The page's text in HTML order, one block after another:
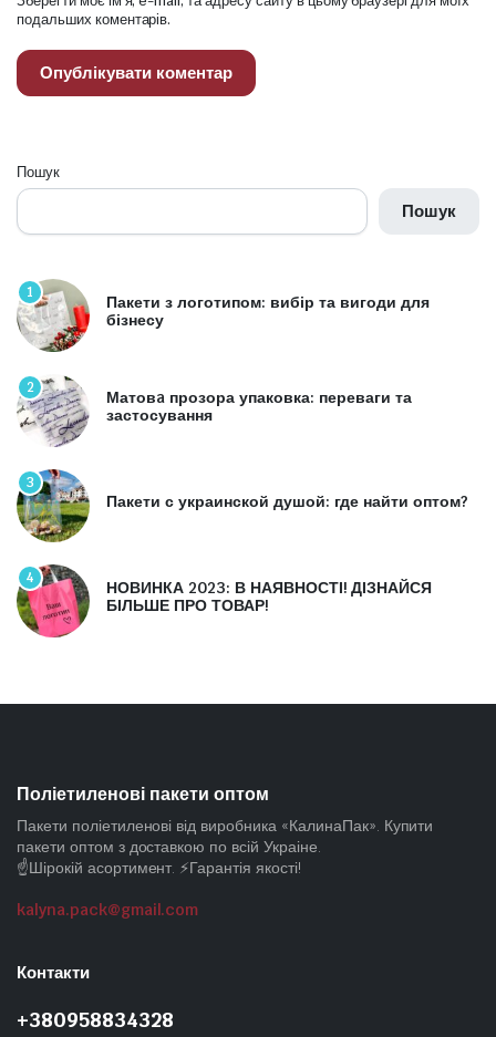
подальших коментарів.
Пошук
Пошук
1
Пакети з логотипом: вибір та вигоди для
бізнесу
2
Матовa прозора упаковка: переваги та
застосування
3
Пакети с украинской душой: где найти оптом?
4
НОВИНКА 2023: В НАЯВНОСТІ! ДІЗНАЙСЯ
БІЛЬШЕ ПРО ТОВАР!
Поліетиленові пакети оптом
Пакети поліетиленові від виробника «КалинаПак». Купити
пакети оптом з доставкою по всій Украіне.
☝️Шірокій асортимент. ⚡Гарантія якості!
kalyna.pack@gmail.com
Контакти
+380958834328